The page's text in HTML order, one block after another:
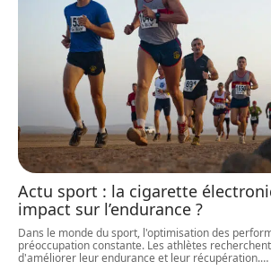
Actu sport : la cigarette
impact sur l’endurance ?
Dans le monde du sport, l'optimisation des
préoccupation constante. Les athlètes
d'améliorer leur endurance et leur récupération.…